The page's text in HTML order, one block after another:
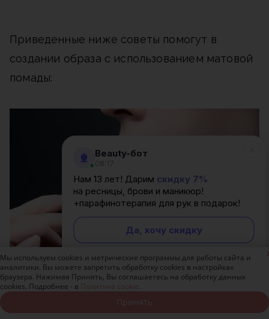
Приведенные ниже советы помогут в
создании образа с использованием матовой
помады:
Фото: mtdata.ru
Продумывайте все детали.
Beauty-бот
08:17
Нам 13 лет! Дарим скидку 7%
на ресницы, брови и маникюр!
+парафинотерапия для рук в подарок!
Да, хочу скидку
Неинтересно
Мы используем cookies и метрические программы для работы сайта и
аналитики. Вы можете запретить обработку cookies в настройках
браузера. Нажимая Принять, Вы соглашаетесь на обработку данных
cookies. Подробнее - в Политике cookie.
Принять